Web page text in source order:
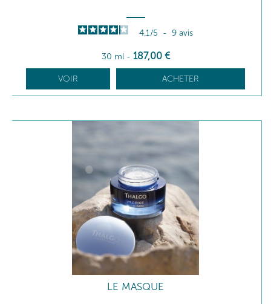
4.1/5 - 9 avis
30 ml - 187,00 €
VOIR ACHETER
LE MASQUE